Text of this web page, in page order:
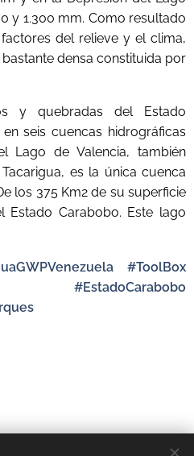
y 1.300 mm. Como resultado
del relieve y el clima,
densa constituida por
y quebradas del Estado
seis cuencas hidrográficas
Lago de Valencia, también
es la única cuenca
los 375 Km2 de su superficie
Estado Carabobo. Este lago
#ToolBox
#EstadoCarabobo